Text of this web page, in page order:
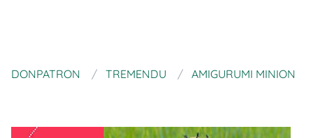
DONPATRON TREMENDU AMIGURUMI MINION